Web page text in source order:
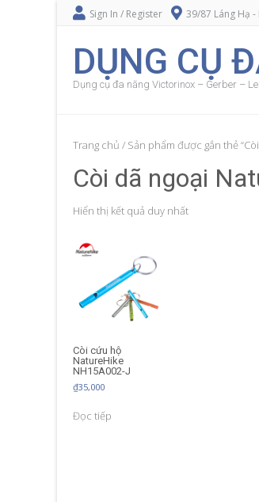
Sign In / Register 39/87 Láng Hạ -
DỤNG CỤ
Dụng cụ đa năng Victorinox – Gerber –
Trang chủ / Sản phẩm được gắn thẻ
Còi dã ngoại
Hiển thị kết quả duy nhất
Còi cứu hộ
NatureHike
NH15A002-J
₫35,000
Đọc tiếp